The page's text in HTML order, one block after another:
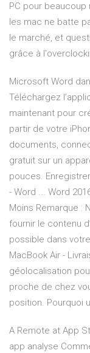
PC pour
les mac ne batte
le marché, et
grâce à
‎Microsoft Word
Téléchargez
maintenant pour
partir de votre
documents,
gratuit sur un
pouces.
- Word ... Word
Moins Remarque :
fournir le contenu
possible dans
MacBook Air -
géolocalisation
proche de chez
position. Pourquoi
A Remote at App
app analyse